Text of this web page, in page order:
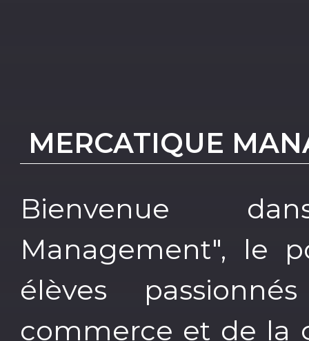
MERCATIQUE
Bienvenue
Management", le
élèves
commerce et de la